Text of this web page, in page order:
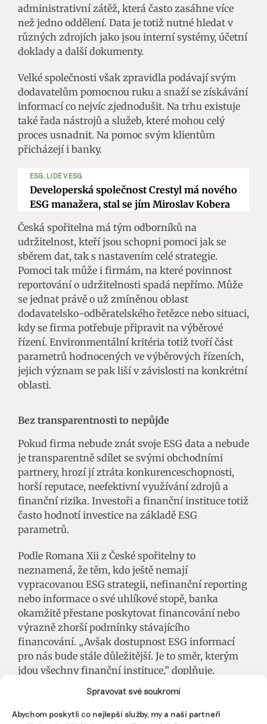
Spravovat své soukromí
Abychom poskytli co nejlepší služby, my a naši partneři
administrativní zátěž, která často zasáhne více
než jedno oddělení. Data je totiž nutné hledat v
různých zdrojích jako jsou interní systémy, účetní
doklady a další dokumenty.
Velké společnosti však zpravidla podávají svým
dodavatelům pomocnou ruku a snaží se získávání
informací co nejvíc zjednodušit. Na trhu existuje
také řada nástrojů a služeb, které mohou celý
proces usnadnit. Na pomoc svým klientům
přicházejí i banky.
ESG, LIDÉ V ESG
Developerská společnost Crestyl má nového
ESG manažera, stal se jím Miroslav Kobera
Česká spořitelna má tým odborníků na
udržitelnost, kteří jsou schopni pomoci jak se
sběrem dat, tak s nastavením celé strategie.
Pomoci tak může i firmám, na které povinnost
reportování o udržitelnosti spadá nepřímo. Může
se jednat právě o už zmíněnou oblast
dodavatelsko-odběratelského řetězce nebo situaci,
kdy se firma potřebuje připravit na výběrové
řízení. Environmentální kritéria totiž tvoří část
parametrů hodnocených ve výběrových řízeních,
jejich význam se pak liší v závislosti na konkrétní
oblasti.
Bez transparentnosti to nepůjde
Pokud firma nebude znát svoje ESG data a nebude
je transparentně sdílet se svými obchodními
partnery, hrozí jí ztráta konkurenceschopnosti,
horší reputace, neefektivní využívání zdrojů a
finanční rizika. Investoři a finanční instituce totiž
často hodnotí investice na základě ESG
parametrů.
Podle Romana Xii z České spořitelny to
neznamená, že těm, kdo ještě nemají
vypracovanou ESG strategii, nefinanční reporting
nebo informace o své uhlíkové stopě, banka
okamžitě přestane poskytovat financování nebo
výrazně zhorší podmínky stávajícího
financování. „Avšak dostupnost ESG informací
pro nás bude stále důležitější. Je to směr, kterým
jdou všechny finanční instituce,” doplňuje.
Partnerem tohoto článku je Česká spořitelna.